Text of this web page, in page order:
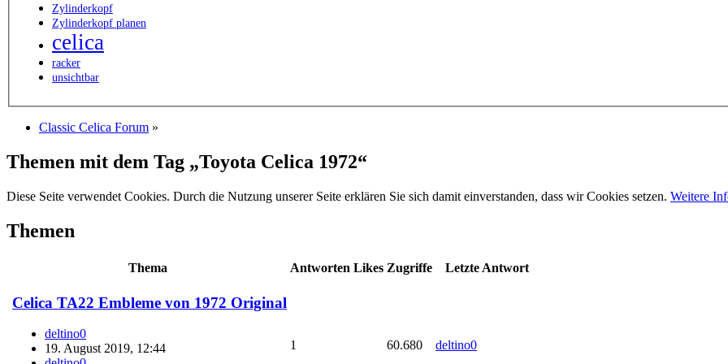
Zylinderkopf
Zylinderkopf planen
celica
racker
unsichtbar
Classic Celica Forum »
Themen mit dem Tag „Toyota Celica 1972“
Diese Seite verwendet Cookies. Durch die Nutzung unserer Seite erklären Sie sich damit einverstanden, dass wir Cookies setzen. Weitere
Themen
Thema Antworten Likes Zugriffe Letzte Antwort
Celica TA22 Embleme von 1972 Original
deltino0
19. August 2019, 12:44
1 60.680 deltino0